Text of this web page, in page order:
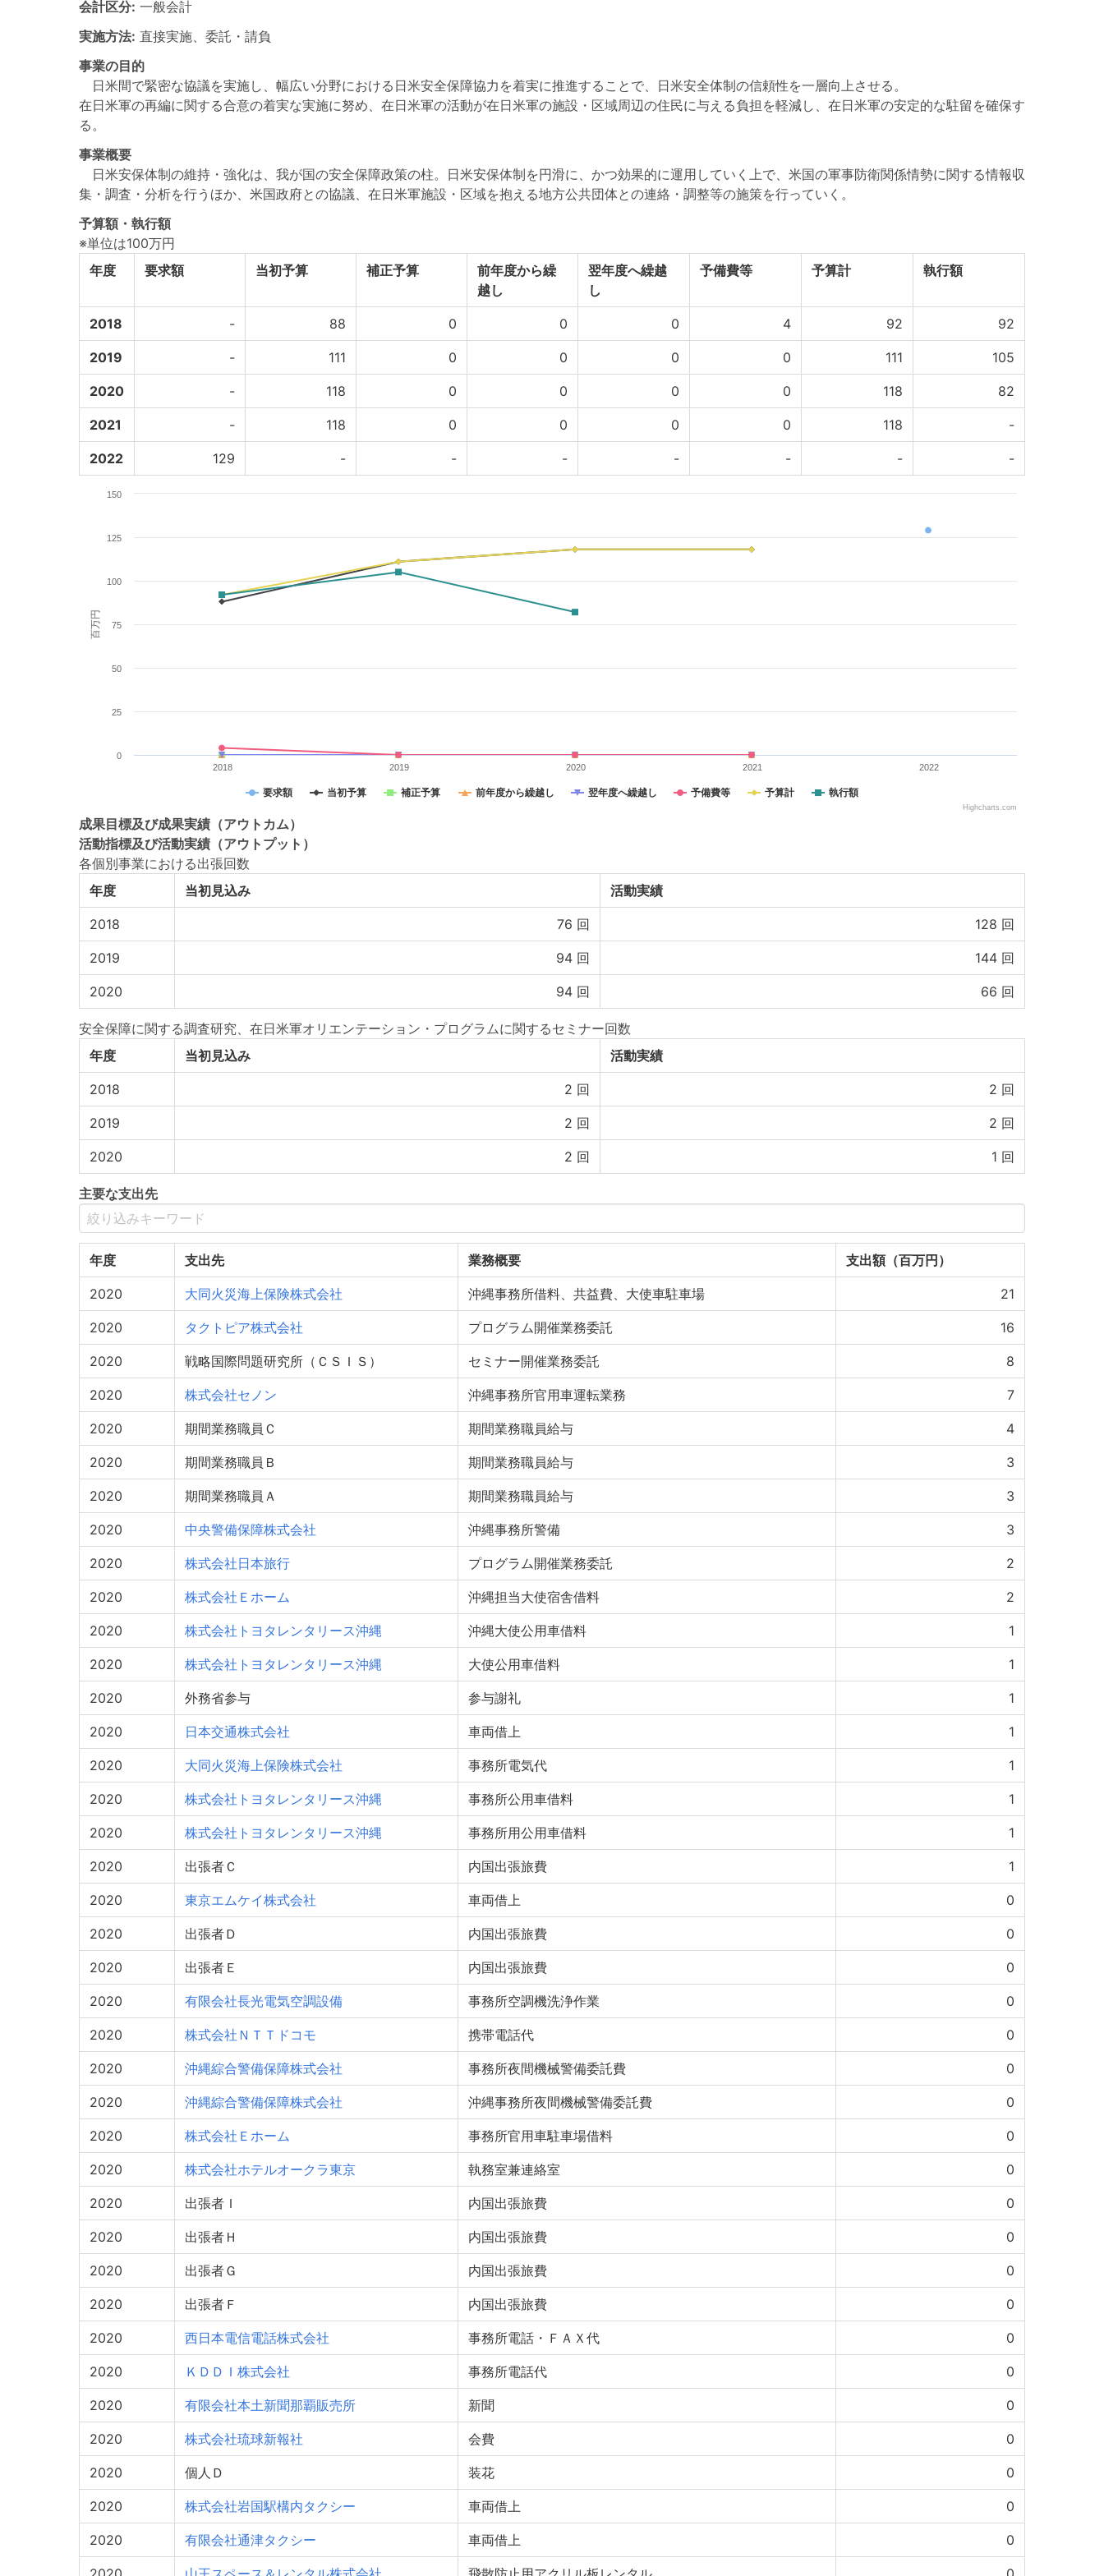
会計区分: 一般会計
実施方法: 直接実施、委託・請負
事業の目的
日米間で緊密な協議を実施し、幅広い分野における日米安全保障協力を着実に推進することで、日米安全体制の信頼性を一層向上させる。
在日米軍の再編に関する合意の着実な実施に努め、在日米軍の活動が在日米軍の施設・区域周辺の住民に与える負担を軽減し、在日米軍の安定的な駐留を確保す
る。
事業概要
日米安保体制の維持・強化は、我が国の安全保障政策の柱。日米安保体制を円滑に、かつ効果的に運用していく上で、米国の軍事防衛関係情勢に関する情報収
集・調査・分析を行うほか、米国政府との協議、在日米軍施設・区域を抱える地方公共団体との連絡・調整等の施策を行っていく。
予算額・執行額
※単位は100万円
年度
要求額 当初予算 補正予算
前年度から繰
越し
翌年度へ繰越
し
予備費等 予算計 執行額
2018 - 88 0 0 0 4 92 92
2019 - 111 0 0 0 0 111 105
2020 - 118 0 0 0 0 118 82
2021 - 118 0 0 0 0 118 -
2022 129 - - - - - - -
百万円
要求額 当初予算 補正予算 前年度から繰越し 翌年度へ繰越し 予備費等 予算計 執行額
2018 2019 2020 2021 2022
0
25
50
75
100
125
150
Highcharts.com
成果目標及び成果実績 （アウトカム）
活動指標及び活動実績 （アウトプット）
各個別事業における出張回数
年度
当初見込み 活動実績
2018 76 回 128 回
2019 94 回 144 回
2020 94 回 66 回
安全保障に関する調査研究、在日米軍オリエンテーション・プログラムに関するセミナー回数
年度
当初見込み 活動実績
2018 2 回 2 回
2019 2 回 2 回
2020 2 回 1 回
主要な支出先
年度 支出先 業務概要 支出額（百万円）
2020 大同火災海上保険株式会社 沖縄事務所借料、共益費、大使車駐車場 21
2020 タクトピア株式会社 プログラム開催業務委託 16
2020 戦略国際問題研究所（ＣＳＩＳ） セミナー開催業務委託 8
2020 株式会社セノン 沖縄事務所官用車運転業務 7
2020 期間業務職員Ｃ 期間業務職員給与 4
2020 期間業務職員Ｂ 期間業務職員給与 3
2020 期間業務職員Ａ 期間業務職員給与 3
2020 中央警備保障株式会社 沖縄事務所警備 3
2020 株式会社日本旅行 プログラム開催業務委託 2
2020 株式会社Ｅホーム 沖縄担当大使宿舎借料 2
2020 株式会社トヨタレンタリース沖縄 沖縄大使公用車借料 1
2020 株式会社トヨタレンタリース沖縄 大使公用車借料 1
2020 外務省参与 参与謝礼 1
2020 日本交通株式会社 車両借上 1
2020 大同火災海上保険株式会社 事務所電気代 1
2020 株式会社トヨタレンタリース沖縄 事務所公用車借料 1
2020 株式会社トヨタレンタリース沖縄 事務所用公用車借料 1
2020 出張者Ｃ 内国出張旅費 1
2020 東京エムケイ株式会社 車両借上 0
2020 出張者Ｄ 内国出張旅費 0
2020 出張者Ｅ 内国出張旅費 0
2020 有限会社長光電気空調設備 事務所空調機洗浄作業 0
2020 株式会社ＮＴＴドコモ 携帯電話代 0
2020 沖縄綜合警備保障株式会社 事務所夜間機械警備委託費 0
2020 沖縄綜合警備保障株式会社 沖縄事務所夜間機械警備委託費 0
2020 株式会社Ｅホーム 事務所官用車駐車場借料 0
2020 株式会社ホテルオークラ東京 執務室兼連絡室 0
2020 出張者Ｉ 内国出張旅費 0
2020 出張者Ｈ 内国出張旅費 0
2020 出張者Ｇ 内国出張旅費 0
2020 出張者Ｆ 内国出張旅費 0
2020 西日本電信電話株式会社 事務所電話・ＦＡＸ代 0
2020 ＫＤＤＩ株式会社 事務所電話代 0
2020 有限会社本土新聞那覇販売所 新聞 0
2020 株式会社琉球新報社 会費 0
2020 個人Ｄ 装花 0
2020 株式会社岩国駅構内タクシー 車両借上 0
2020 有限会社通津タクシー 車両借上 0